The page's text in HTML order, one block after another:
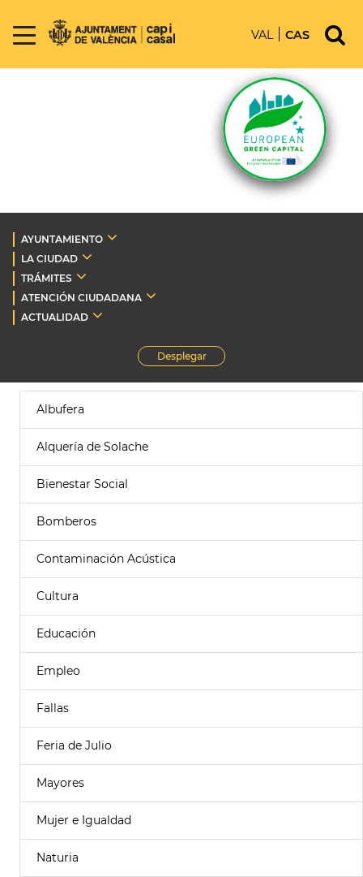
VAL CAS
AYUNTAMIENTO
LA CIUDAD
TRÁMITES
ATENCIÓN CIUDADANA
ACTUALIDAD
Desplegar
Albufera
Alquería de Solache
Bienestar Social
Bomberos
Contaminación Acústica
Cultura
Educación
Empleo
Fallas
Feria de Julio
Mayores
Mujer e Igualdad
Naturia